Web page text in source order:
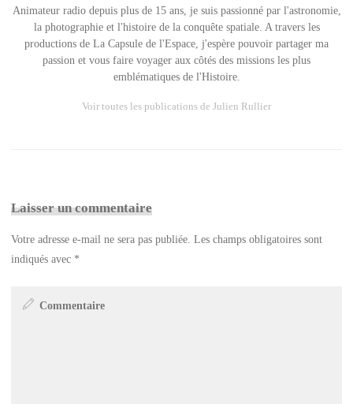
Animateur radio depuis plus de 15 ans, je suis passionné par l'astronomie,
la photographie et l'histoire de la conquête spatiale. A travers les
productions de La Capsule de l'Espace, j'espère pouvoir partager ma
passion et vous faire voyager aux côtés des missions les plus
emblématiques de l'Histoire.
Voir toutes les publications de Julien Rullier
Laisser un commentaire
Votre adresse e-mail ne sera pas publiée. Les champs obligatoires sont
indiqués avec *